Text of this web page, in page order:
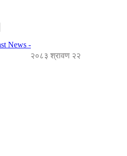
News -
२०८३ श्रावण २२